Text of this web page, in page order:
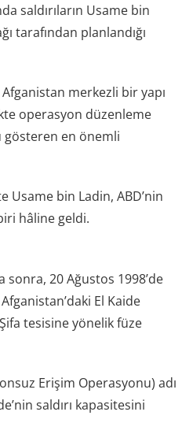
saldırıların Usame bin
tarafından planlandığı
Afganistan merkezli bir yapı
operasyon düzenleme
en önemli
Usame bin Ladin, ABD’nin
hâline geldi.
sonra, 20 Ağustos 1998’de
El Kaide
tesisine yönelik füze
Erişim Operasyonu) adı
saldırı kapasitesini